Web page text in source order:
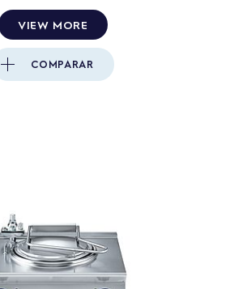
VIEW MORE
COMPARAR